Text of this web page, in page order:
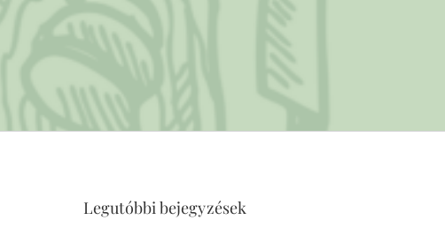
Legutóbbi bejegyzések